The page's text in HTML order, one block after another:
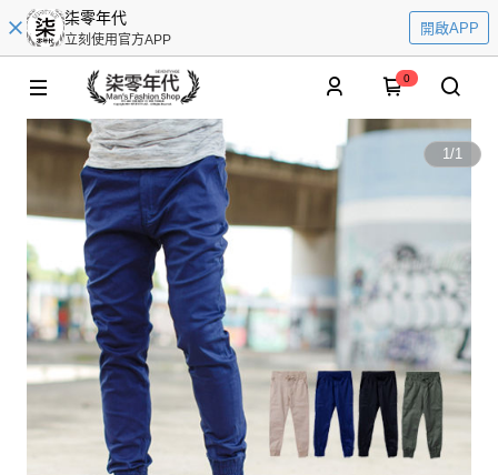
柒零年代
立刻使用官方APP
開啟APP
0
1/1